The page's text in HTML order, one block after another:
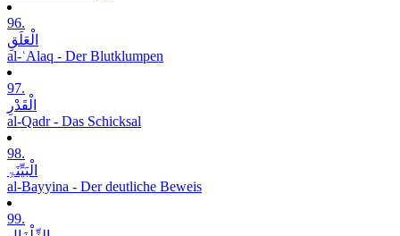
96.
الْعَلَقِ
al-ʿAlaq - Der Blutklumpen
97.
الْقَدْرِ
al-Qadr - Das Schicksal
98.
الْبَیِّنَۃِ
al-Bayyina - Der deutliche Beweis
99.